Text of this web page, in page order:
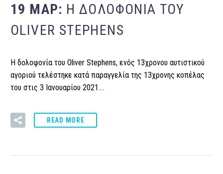
19 ΜΑΡ: Η ΔΟΛΟΦΟΝΊΑ ΤΟΥ
OLIVER STEPHENS
Η δολοφονία του Oliver Stephens, ενός 13χρονου αυτιστικού
αγοριού τελέστηκε κατά παραγγελία της 13χρονης κοπέλας
του στις 3 Ιανουαρίου 2021….
READ MORE